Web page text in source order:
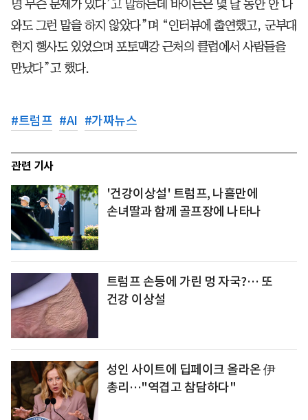
명 무슨 문제가 있다’고 말하는데 바이든은 몇 달 동안 안 나
와도 그런 말을 하지 않았다”며 “인터뷰에 출연했고, 군부대
현지 행사도 있었으며 포토맥강 근처의 클럽에서 사람들을
만났다”고 했다.
#트럼프 #AI #가짜뉴스
관련 기사
'건강이상설' 트럼프, 나흘만에
손녀딸과 함께 골프장에 나타나
트럼프 손등에 가린 멍 자국?… 또
건강 이상설
성인 사이트에 딥페이크 올라온 伊
총리…"역겹고 참담하다"